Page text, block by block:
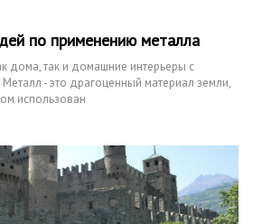
по применению металла
дома, так и домашние интерьеры с
- это драгоценный материал земли,
использован